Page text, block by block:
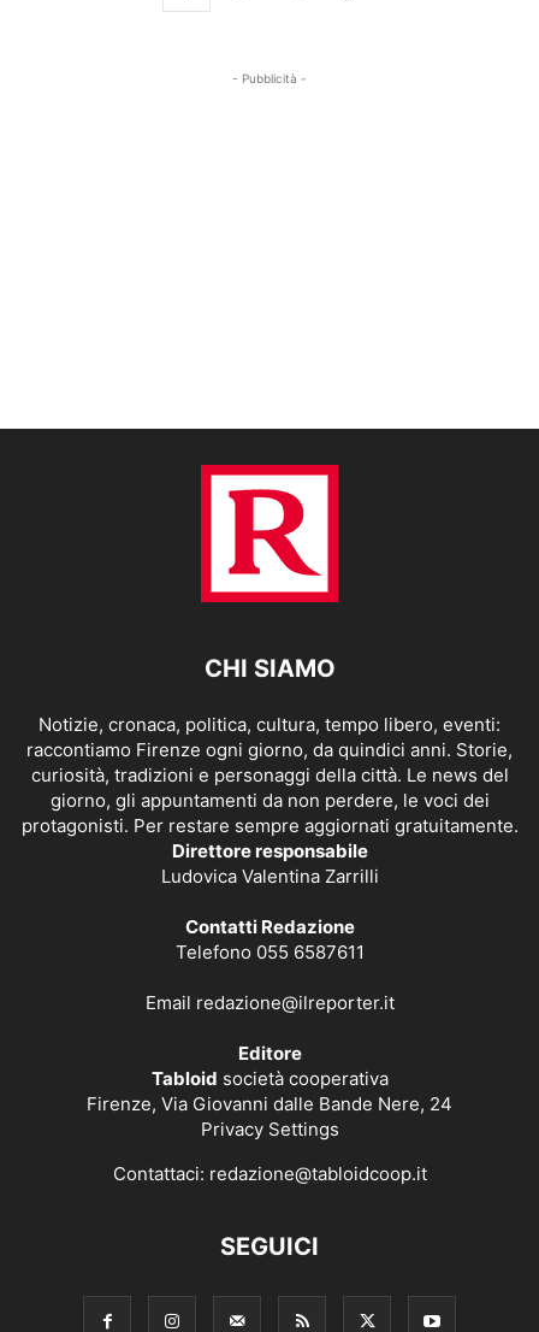
- Pubblicità -
CHI SIAMO
Notizie, cronaca, politica, cultura, tempo libero, eventi:
raccontiamo Firenze ogni giorno, da quindici anni. Storie,
curiosità, tradizioni e personaggi della città. Le news del
giorno, gli appuntamenti da non perdere, le voci dei
protagonisti. Per restare sempre aggiornati gratuitamente.
Direttore responsabile
Ludovica Valentina Zarrilli
Contatti Redazione
Telefono 055 6587611
Email redazione@ilreporter.it
Editore
Tabloid società cooperativa
Firenze, Via Giovanni dalle Bande Nere, 24
Privacy Settings
Contattaci: redazione@tabloidcoop.it
SEGUICI